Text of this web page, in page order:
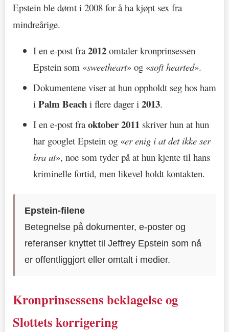
Epstein ble dømt i 2008 for å ha kjøpt sex fra
mindreårige.
I en e-post fra2012 omtaler kronprinsessen
Epstein som «sweetheart» og «soft hearted».
Dokumentene viser at hun oppholdt seg hos ham
i Palm Beach i flere dager i 2013.
I en e-post fraoktober 2011 skriver hun at hun
har googlet Epstein og «er enig i at det ikke ser
bra ut», noe som tyder på at hun kjente til hans
kriminelle fortid, men likevel holdt kontakten.
Epstein-filene
Betegnelse på dokumenter, e-poster og
referanser knyttet til Jeffrey Epstein som nå
er offentliggjort eller omtalt i medier.
Kronprinsessens beklagelse og
Slottets korrigering